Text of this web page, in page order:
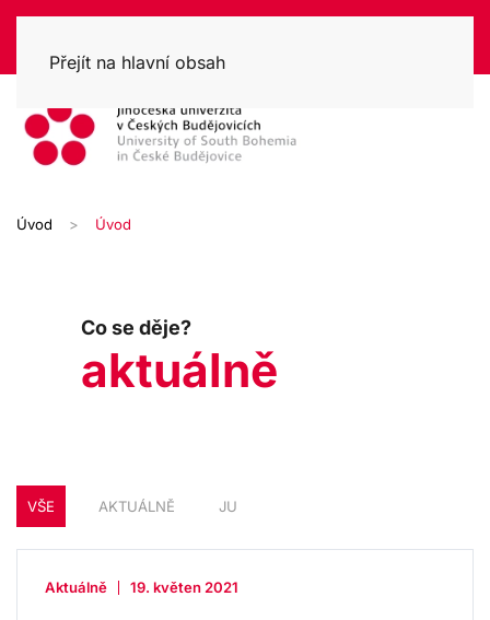
Přejít na hlavní obsah
Úvod Úvod
Co se děje?
aktuálně
VŠE AKTUÁLNĚ JU
Aktuálně 19. květen 2021